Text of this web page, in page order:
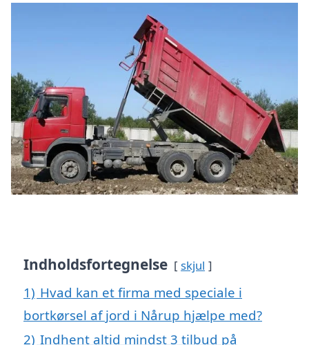
Indholdsfortegnelse skjul
1) Hvad kan et firma med speciale i
bortkørsel af jord i Nårup hjælpe med?
2) Indhent altid mindst 3 tilbud på